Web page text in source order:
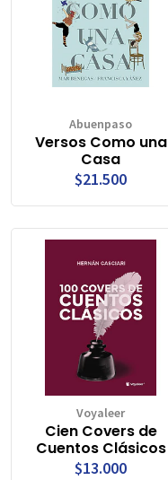
Abuenpaso
Versos Como una
Casa
$21.500
Voyaleer
Cien Covers de
Cuentos Clásicos
$13.000